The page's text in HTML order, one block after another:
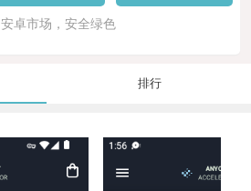
安卓市场，安全绿色
排行